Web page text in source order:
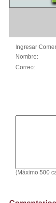
Ingresar
Nombre:
Correo:
(Máximo 500